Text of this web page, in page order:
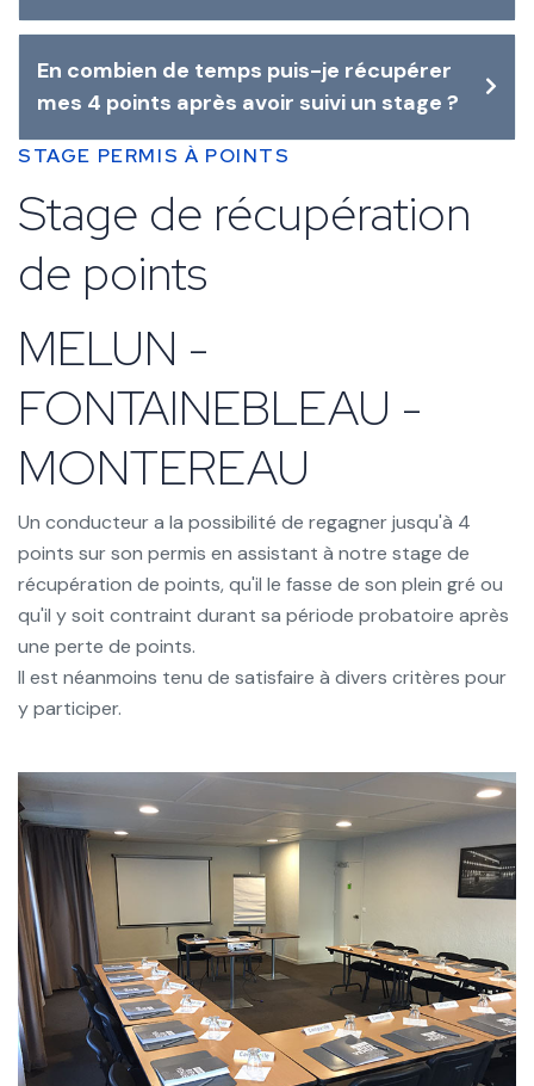
En combien de temps puis-je récupérer
mes 4 points après avoir suivi un stage ?
STAGE PERMIS À POINTS
Stage de récupération
de points
MELUN -
FONTAINEBLEAU -
MONTEREAU
Un conducteur a la possibilité de regagner jusqu'à 4
points sur son permis en assistant à notre stage de
récupération de points, qu'il le fasse de son plein gré ou
qu'il y soit contraint durant sa période probatoire après
une perte de points.
Il est néanmoins tenu de satisfaire à divers critères pour
y participer.